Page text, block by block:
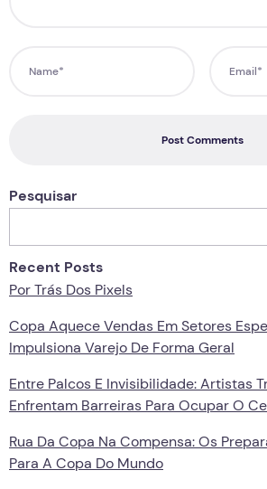
Post Comments
Pesquisar
Recent Posts
Por Trás Dos Pixels
Copa Aquece Vendas Em Setores
Impulsiona Varejo De Forma Geral
Entre Palcos E Invisibilidade: Artistas
Enfrentam Barreiras Para Ocupar O
Rua Da Copa Na Compensa: Os
Para A Copa Do Mundo